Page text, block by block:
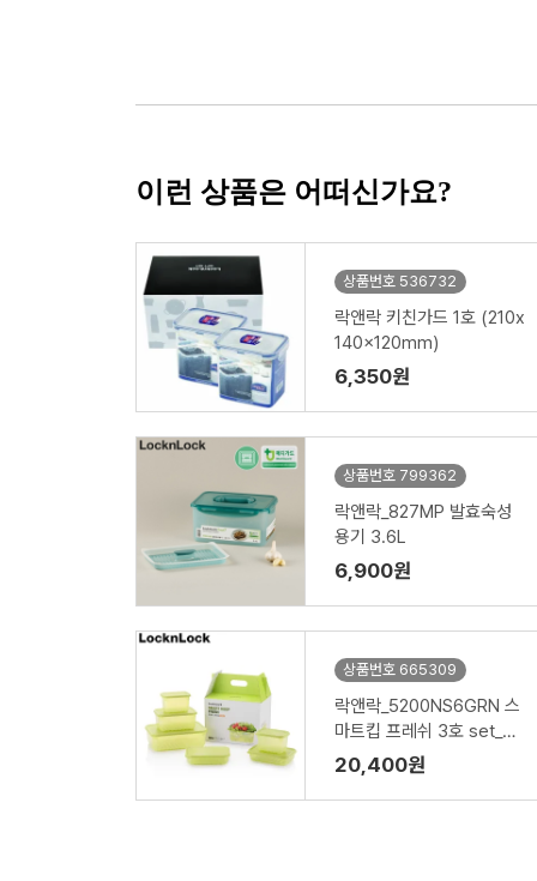
이런 상품은 어떠신가요?
상품번호 536732
락앤락 키친가드 1호 (210x
140x120mm)
6,350원
상품번호 799362
락앤락_827MP 발효숙성
용기 3.6L
6,900원
상품번호 665309
락앤락_5200NS6GRN 스
마트킵 프레쉬 3호 set_간
편용기 6개
20,400원